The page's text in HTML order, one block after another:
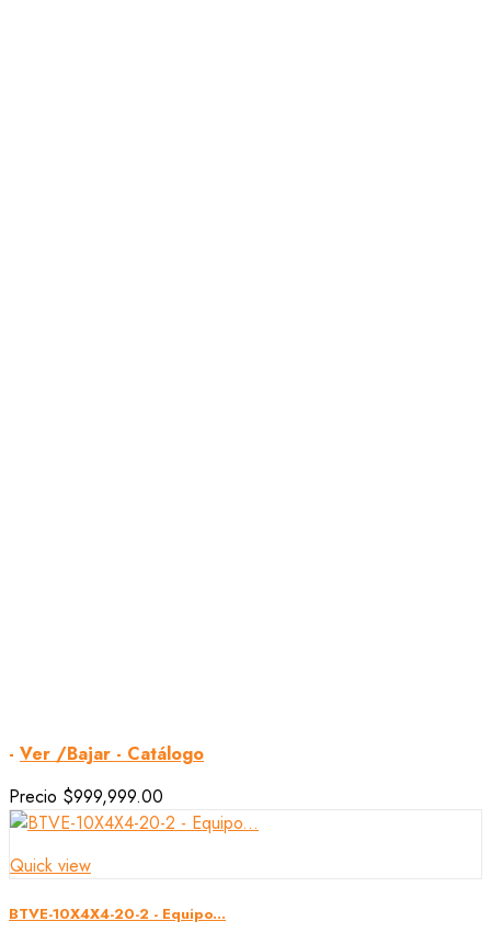
- Ver /Bajar - Catálogo
Precio $999,999.00
Quick view
BTVE-10X4X4-20-2 - Equipo...